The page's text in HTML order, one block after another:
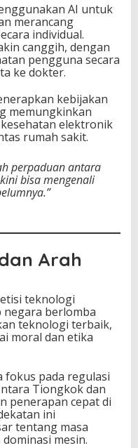
AI untuk
merancang
individual.
canggih, dengan
pengguna secara
ke dokter.
kebijakan
memungkinkan
elektronik
rumah sakit.
perpaduan antara
bisa mengenali
Arah
teknologi
negara berlomba
teknologi terbaik,
moral dan etika
fokus pada regulasi
Tiongkok dan
penerapan cepat di
ini
tentang masa
mesin.